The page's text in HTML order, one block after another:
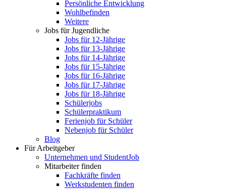
Persönliche Entwicklung
Wohlbefinden
Weitere
Jobs für Jugendliche
Jobs für 12-Jährige
Jobs für 13-Jährige
Jobs für 14-Jährige
Jobs für 15-Jährige
Jobs für 16-Jährige
Jobs für 17-Jährige
Jobs für 18-Jährige
Schülerjobs
Schülerpraktikum
Ferienjob für Schüler
Nebenjob für Schüler
Blog
Für Arbeitgeber
Unternehmen und StudentJob
Mitarbeiter finden
Fachkräfte finden
Werkstudenten finden